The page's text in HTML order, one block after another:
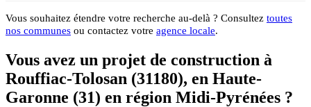
Vous souhaitez étendre votre recherche au-delà ? Consultez toutes
nos communes ou contactez votre agence locale.
Vous avez un projet de construction à
Rouffiac-Tolosan (31180), en Haute-
Garonne (31) en région Midi-Pyrénées ?